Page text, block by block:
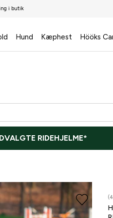
i butik
Hund Kæphest Hööks
RIDEHJELME*